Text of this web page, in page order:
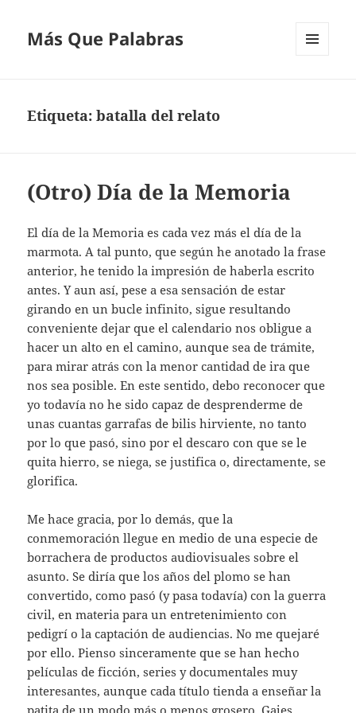
Más Que Palabras
Etiqueta:batalla del relato
(Otro) Día de la Memoria
El día de la Memoria es cada vez más el día de la
marmota. A tal punto, que según he anotado la frase
anterior, he tenido la impresión de haberla escrito
antes. Y aun así, pese a esa sensación de estar
girando en un bucle infinito, sigue resultando
conveniente dejar que el calendario nos obligue a
hacer un alto en el camino, aunque sea de trámite,
para mirar atrás con la menor cantidad de ira que
nos sea posible. En este sentido, debo reconocer que
yo todavía no he sido capaz de desprenderme de
unas cuantas garrafas de bilis hirviente, no tanto
por lo que pasó, sino por el descaro con que se le
quita hierro, se niega, se justifica o, directamente, se
glorifica.
Me hace gracia, por lo demás, que la
conmemoración llegue en medio de una especie de
borrachera de productos audiovisuales sobre el
asunto. Se diría que los años del plomo se han
convertido, como pasó (y pasa todavía) con la guerra
civil, en materia para un entretenimiento con
pedigrí o la captación de audiencias. No me quejaré
por ello. Pienso sinceramente que se han hecho
películas de ficción, series y documentales muy
interesantes, aunque cada título tienda a enseñar la